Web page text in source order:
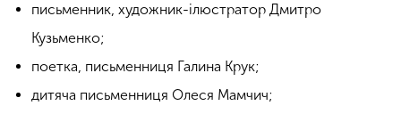
письменник, художник-ілюстратор Дмитро
Кузьменко;
поетка, письменниця Галина Крук;
дитяча письменниця Олеся Мамчич;